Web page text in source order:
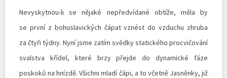
Nevyskytnou-li se nějaké nepředvídané obtíže, měla by
se první z bohuslavických čápat vznést do vzduchu zhruba
za čtyři týdny. Nyní jsme zatím svědky statického procvičování
svalstva křídel, které brzy přejde do dynamické fáze
poskoků na hnízdě. Všichni mladí čápi, a to včetně Jasněnky, již